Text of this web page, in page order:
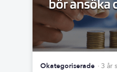
Okategoriserade 3 år